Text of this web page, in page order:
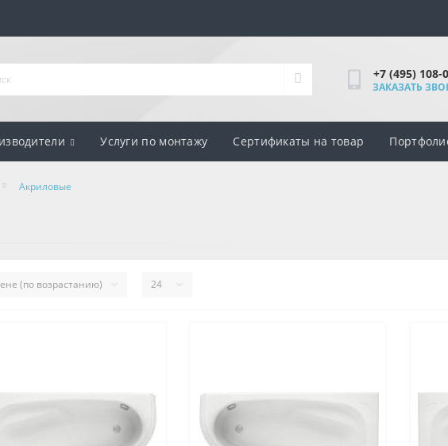
+7 (495) 108-
ЗАКАЗАТЬ
Услуги по монтажу Сертификаты на товар
Акриловые